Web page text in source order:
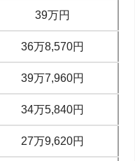
39万円
36万8,570円
39万7,960円
34万5,840円
27万9,620円